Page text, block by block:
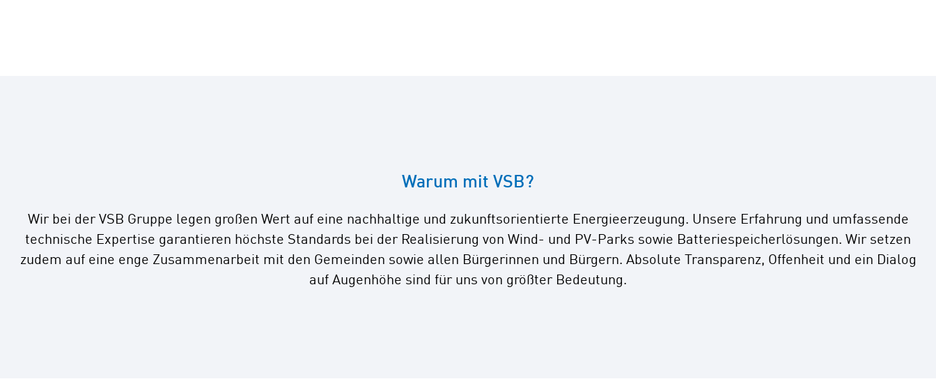
Warum mit VSB?
Wir bei der VSB Gruppe legen großen Wert auf eine nachhaltige und zukunftsorientierte Energieerzeugung. Unsere Erfahrung und umfassende
technische Expertise garantieren höchste Standards bei der Realisierung von Wind- und PV-Parks sowie Batteriespeicherlösungen. Wir setzen
zudem auf eine enge Zusammenarbeit mit den Gemeinden sowie allen Bürgerinnen und Bürgern. Absolute Transparenz, Offenheit und ein Dialog
auf Augenhöhe sind für uns von größter Bedeutung.